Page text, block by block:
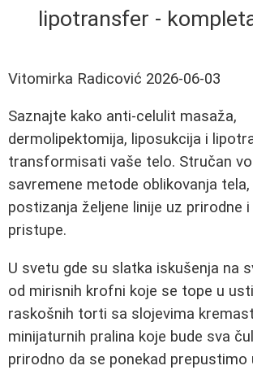
lipotransfer -
Vitomirka Radicović 2026-06-03
Saznajte kako anti-celulit masaža,
dermolipektomija, liposukcija i
transformisati vaše telo. Stručan
savremene metode oblikovanja
postizanja željene linije uz prirodne
pristupe.
U svetu gde su slatka iskušenja na
od mirisnih krofni koje se tope u
raskošnih torti sa slojevima
minijaturnih pralina koje bude sva
prirodno da se ponekad prepustimo